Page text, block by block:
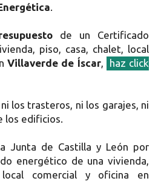
.
de un Certificado
piso, casa, chalet, local
Villaverde de Íscar,
haz click
los trasteros, ni los garajes, ni
los edificios.
Junta de Castilla y León por
energético de una vivienda,
comercial y oficina en